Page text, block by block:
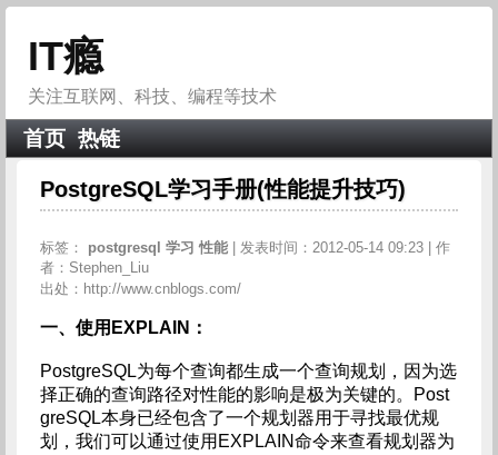
IT瘾
关注互联网、科技、编程等技术
首页 热链
PostgreSQL学习手册(性能提升技巧)
标签： postgresql 学习性能
| 发表时间：2012-05-14 09:23 | 作
者：Stephen_Liu
出处：http://www.cnblogs.com/
一、使用EXPLAIN：
PostgreSQL为每个查询都生成一个查询规划，因为选
择正确的查询路径对性能的影响是极为关键的。Post
greSQL本身已经包含了一个规划器用于寻找最优规
划，我们可以通过使用EXPLAIN命令来查看规划器为